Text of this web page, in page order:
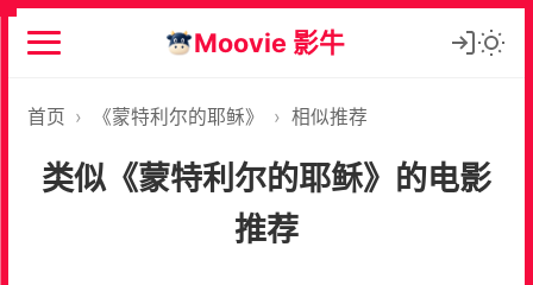
Moovie 影牛
首页 › 《蒙特利尔的耶稣》 › 相似推荐
类似《蒙特利尔的耶稣》的电影
推荐